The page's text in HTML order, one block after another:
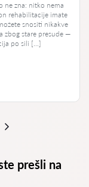
ne zna: nitko nema
rehabilitacije imate
snositi nikakve
zbog stare presude —
po sili […]
prešli na